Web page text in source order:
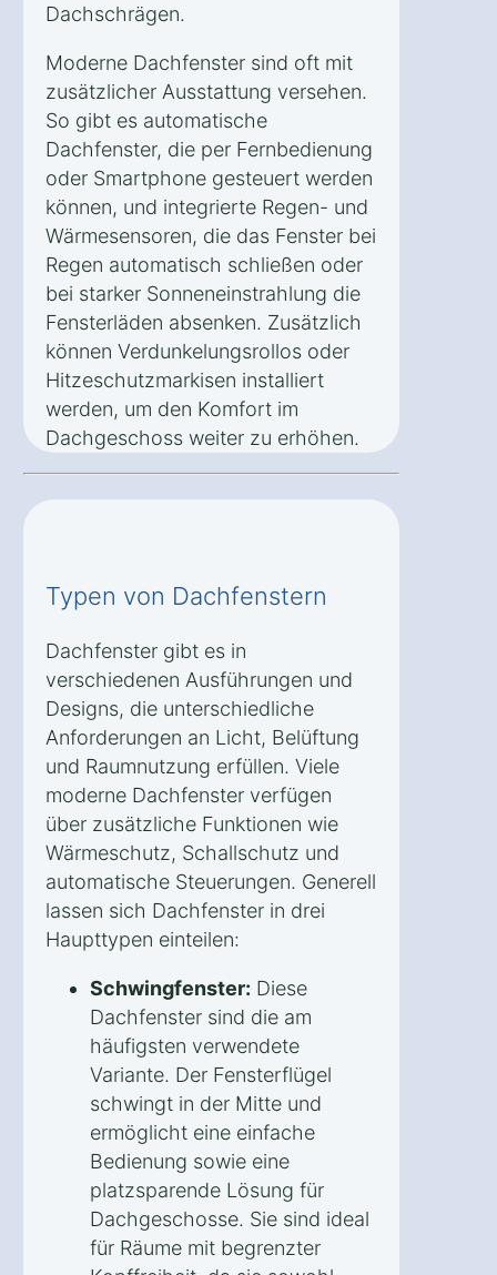
Dachschrägen.
Moderne Dachfenster sind oft mit
zusätzlicher Ausstattung versehen.
So gibt es automatische
Dachfenster, die per Fernbedienung
oder Smartphone gesteuert werden
können, und integrierte Regen- und
Wärmesensoren, die das Fenster bei
Regen automatisch schließen oder
bei starker Sonneneinstrahlung die
Fensterläden absenken. Zusätzlich
können Verdunkelungsrollos oder
Hitzeschutzmarkisen installiert
werden, um den Komfort im
Dachgeschoss weiter zu erhöhen.
Typen von Dachfenstern
Dachfenster gibt es in
verschiedenen Ausführungen und
Designs, die unterschiedliche
Anforderungen an Licht, Belüftung
und Raumnutzung erfüllen. Viele
moderne Dachfenster verfügen
über zusätzliche Funktionen wie
Wärmeschutz, Schallschutz und
automatische Steuerungen. Generell
lassen sich Dachfenster in drei
Haupttypen einteilen:
Schwingfenster: Diese
Dachfenster sind die am
häufigsten verwendete
Variante. Der Fensterflügel
schwingt in der Mitte und
ermöglicht eine einfache
Bedienung sowie eine
platzsparende Lösung für
Dachgeschosse. Sie sind ideal
für Räume mit begrenzter